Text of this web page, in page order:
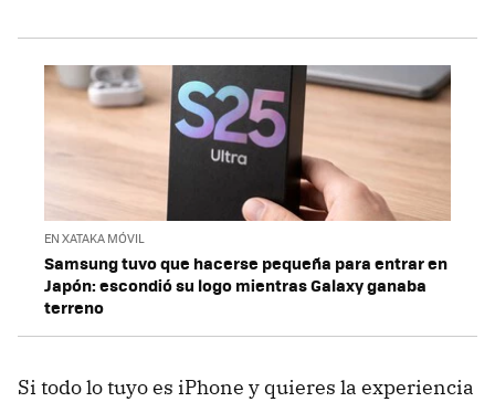
EN XATAKA MÓVIL
Samsung tuvo que hacerse pequeña para entrar en
Japón: escondió su logo mientras Galaxy ganaba
terreno
Si todo lo tuyo es iPhone y quieres la experiencia